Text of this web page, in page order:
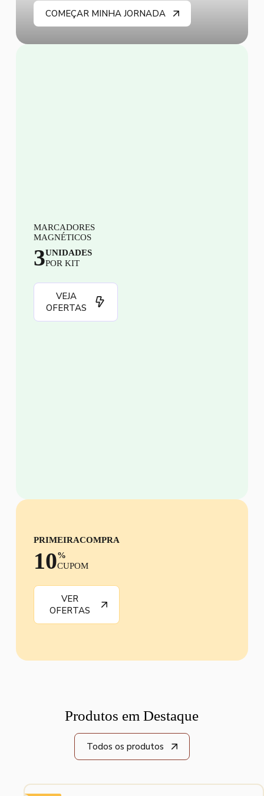
COMEÇAR MINHA JORNADA
MARCADORES
MAGNÉTICOS
3UNIDADES
POR KIT
VEJA
OFERTAS
PRIMEIRACOMPRA
10%
CUPOM
VER
OFERTAS
Produtos em Destaque
Todos os produtos